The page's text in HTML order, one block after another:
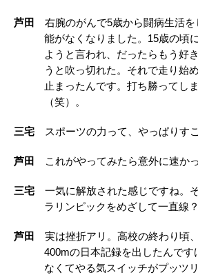
芦田
右腕のがんで5歳から闘病生活を
能がなくなりました。15歳の頃
ようと言われ、だったらもう好
うと吹っ切れた。それで走り始
止まったんです。打ち勝ってし
（笑）。
三宅 スポーツの力って、やっぱりす
芦田 これがやってみたら意外に速かっ
三宅 一気に解放された感じですね。
ラリンピックをめざして一直線？
芦田
実は挫折アリ。高校の終わり頃
400mの日本記録を出したんです
なくてやる気スイッチがプッツ